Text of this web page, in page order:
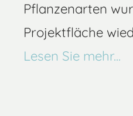
Pflanzenarten
Projektfläche
Lesen Sie mehr...